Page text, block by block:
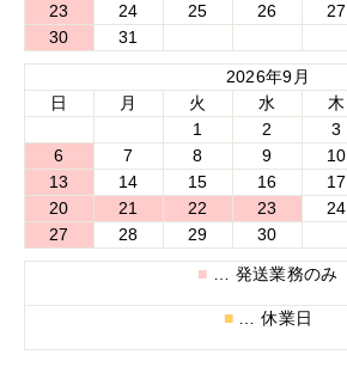
23
24 25 26 27
30
31
2026年9月
日
月 火 水 木
1
2 3
6
7 8 9 10
13
14 15 16 17
20
21 22 23 24
27
28 29 30
■ … 発送業務のみ
■ … 休業日